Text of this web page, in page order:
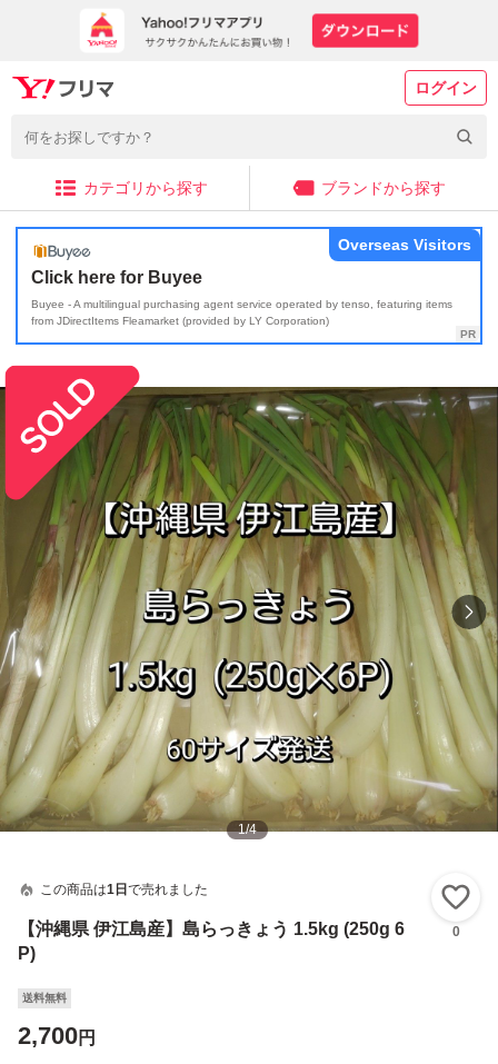
ログイン
カテゴリから探す ブランドから探す
Click here for Buyee
Buyee - A multilingual purchasing agent service operated by tenso, featuring items
from JDirectItems Fleamarket (provided by LY Corporation)
Overseas Visitors
1/4
この商品は1日 で売れました
【沖縄県 伊江島産】島らっきょう 1.5kg (250g 6
P)
0
送料無料
2,700円